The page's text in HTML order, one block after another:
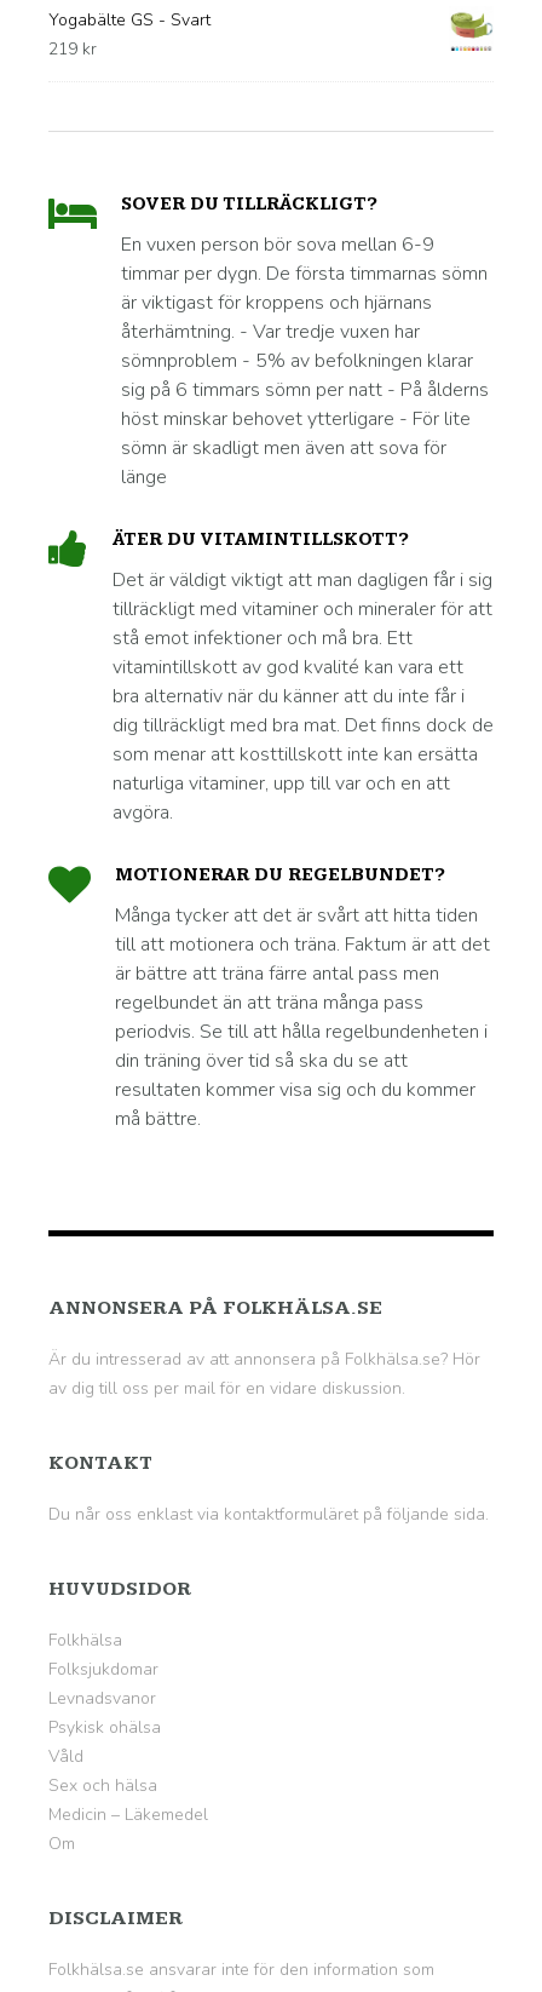
Yogabälte GS - Svart
219 kr
SOVER DU TILLRÄCKLIGT?
En vuxen person bör sova mellan 6-9
timmar per dygn. De första timmarnas sömn
är viktigast för kroppens och hjärnans
återhämtning. - Var tredje vuxen har
sömnproblem - 5% av befolkningen klarar
sig på 6 timmars sömn per natt - På ålderns
höst minskar behovet ytterligare - För lite
sömn är skadligt men även att sova för
länge
ÄTER DU VITAMINTILLSKOTT?
Det är väldigt viktigt att man dagligen får i sig
tillräckligt med vitaminer och mineraler för att
stå emot infektioner och må bra. Ett
vitamintillskott av god kvalité kan vara ett
bra alternativ när du känner att du inte får i
dig tillräckligt med bra mat. Det finns dock de
som menar att kosttillskott inte kan ersätta
naturliga vitaminer, upp till var och en att
avgöra.
MOTIONERAR DU REGELBUNDET?
Många tycker att det är svårt att hitta tiden
till att motionera och träna. Faktum är att det
är bättre att träna färre antal pass men
regelbundet än att träna många pass
periodvis. Se till att hålla regelbundenheten i
din träning över tid så ska du se att
resultaten kommer visa sig och du kommer
må bättre.
ANNONSERA PÅ FOLKHÄLSA.SE
Är du intresserad av att annonsera på Folkhälsa.se? Hör
av dig till oss per mail för en vidare diskussion.
KONTAKT
Du når oss enklast via kontaktformuläret på följande sida.
HUVUDSIDOR
Folkhälsa
Folksjukdomar
Levnadsvanor
Psykisk ohälsa
Våld
Sex och hälsa
Medicin – Läkemedel
Om
DISCLAIMER
Folkhälsa.se ansvarar inte för den information som